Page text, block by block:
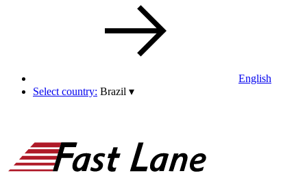
English
Select country: Brazil ▾